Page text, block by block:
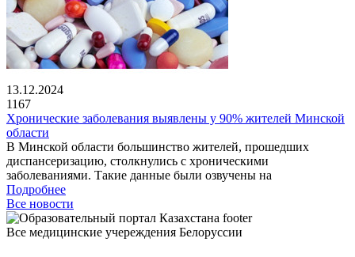
13.12.2024
1167
Хронические заболевания выявлены у 90% жителей Минской
области
В Минской области большинство жителей, прошедших
диспансеризацию, столкнулись с хроническими
заболеваниями. Такие данные были озвучены на
Подробнее
Все новости
Все медицинские учереждения Белоруссии